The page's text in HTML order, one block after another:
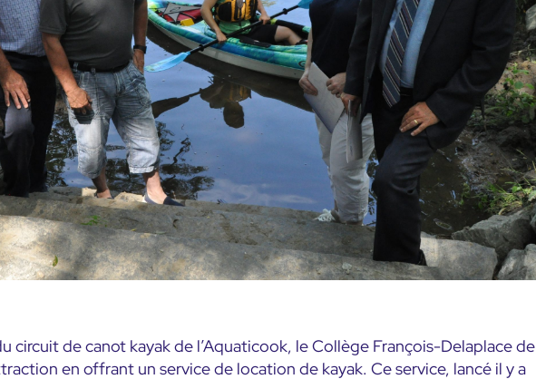
circuit de canot kayak de l’Aquaticook, le Collège François-Delaplace de
en offrant un service de location de kayak. Ce service, lancé il y a